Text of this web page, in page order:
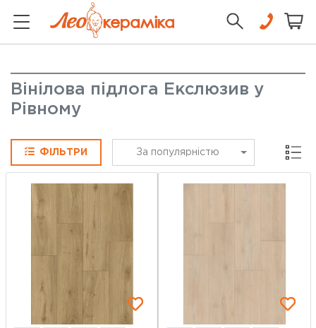
Вінілова підлога Екслюзив у
Рівному
ФІЛЬТРИ За популярністю Сітка